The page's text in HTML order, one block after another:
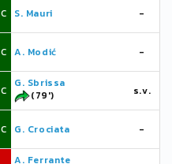
C S. Mauri -
C A. Modić -
C
G. Sbrissa
(79')
s.v.
C G. Crociata -
A. Ferrante